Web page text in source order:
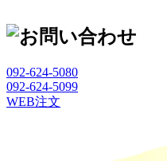
092-624-5080
092-624-5099
WEB注文